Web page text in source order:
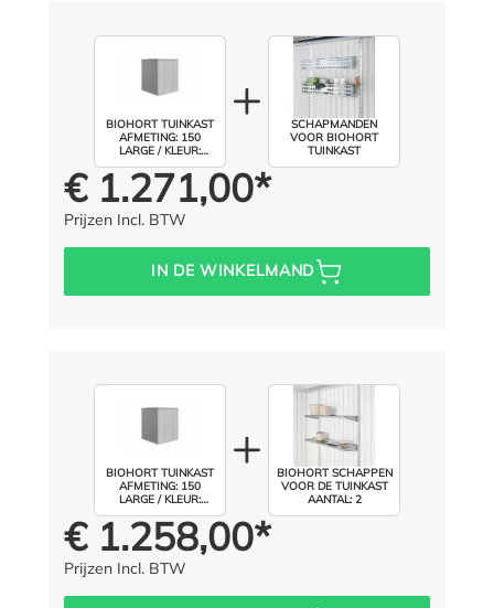
BIOHORT TUINKAST
AFMETING: 150
LARGE / KLEUR:
ZILVER METALLIC
SCHAPMANDEN
VOOR BIOHORT
TUINKAST
Prijs voor iedereen:
€ 1.271,00*
Prijzen Incl. BTW
IN DE WINKELMAND
BIOHORT TUINKAST
AFMETING: 150
LARGE / KLEUR:
ZILVER METALLIC
BIOHORT SCHAPPEN
VOOR DE TUINKAST
AANTAL: 2
Prijs voor iedereen:
€ 1.258,00*
Prijzen Incl. BTW